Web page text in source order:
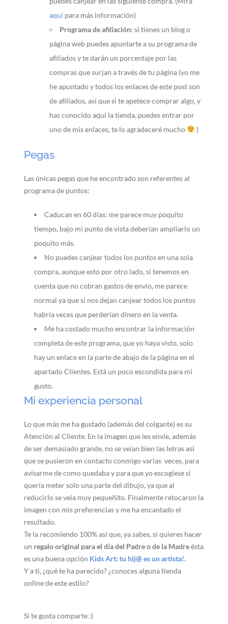
aquí para más información)
Programa de afiliación: si tienes un blog o
página web puedes apuntarte a su programa de
afiliados y te darán un porcentaje por las
compras que surjan a través de tu página (yo me
he apuntado y todos los enlaces de este post son
de afiliados, así que si te apetece comprar algo, y
has conocido aquí la tienda, puedes entrar por
uno de mis enlaces, te lo agradeceré mucho
)
Pegas
Las únicas pegas que he encontrado son referentes al
programa de puntos:
Caducan en 60 días: me parece muy poquito
tiempo, bajo mi punto de vista deberían ampliarlo un
poquito más.
No puedes canjear todos los puntos en una sola
compra, aunque esto por otro lado, si tenemos en
cuenta que no cobran gastos de envío, me parece
normal ya que si nos dejan canjear todos los puntos
habría veces que perderían dinero en la venta.
Me ha costado mucho encontrar la información
completa de este programa, que yo haya visto, solo
hay un enlace en la parte de abajo de la página en el
apartado Clientes. Está un poco escondida para mi
gusto.
Mi experiencia personal
Lo que más me ha gustado (además del colgante) es su
Atención al Cliente. En la imagen que les envíe, además
de ser demasiado grande, no se veían bien las letras así
que se pusieron en contacto conmigo varias veces, para
avisarme de como quedaba y para que yo escogiese si
quería meter solo una parte del dibujo, ya que al
reducirlo se veía muy pequeñito. Finalmente retocaron la
imagen con mis preferencias y me ha encantado el
resultado.
Te la recomiendo 100% así que, ya sabes, si quieres hacer
un regalo original para el día del Padre o de la Madreésta
es una buena opción Kids Art: tu hij@ es un artista!.
Y a ti, ¿qué te ha parecido? ¿conoces alguna tienda
online de este estilo?
Si te gusta comparte :)